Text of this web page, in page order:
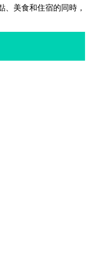
、美食和住宿的同時，